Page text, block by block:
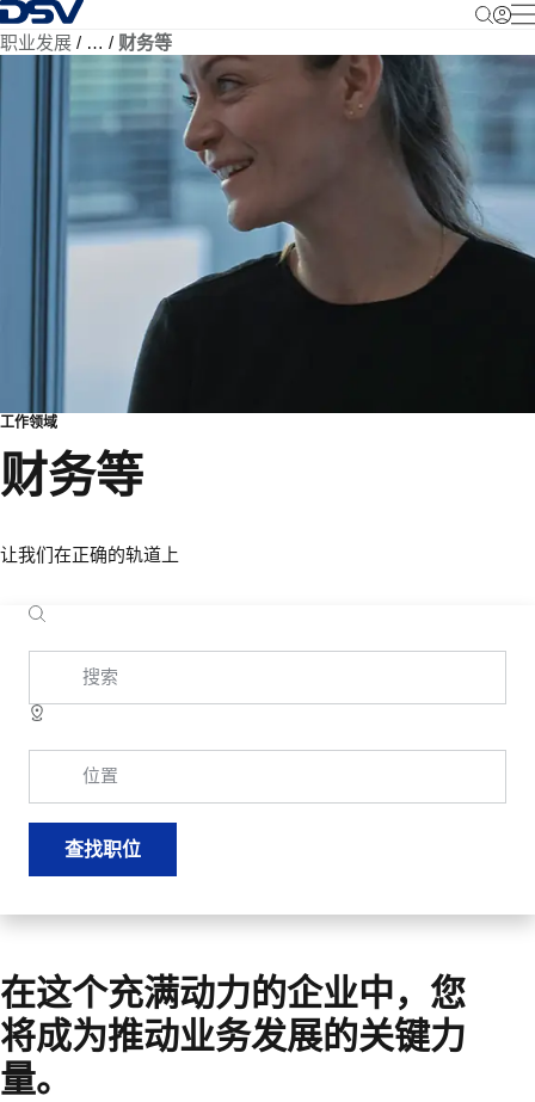
返回首页
职业发展 … 财务等
工作领域
财务等
让我们在正确的轨道上
搜索
位置
查找职位
在这个充满动力的企业中，您
将成为推动业务发展的关键力
量。